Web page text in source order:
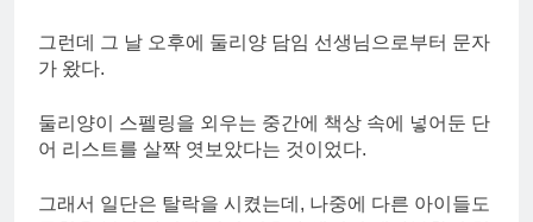
그런데 그 날 오후에 둘리양 담임 선생님으로부터 문자
가 왔다.
둘리양이 스펠링을 외우는 중간에 책상 속에 넣어둔 단
어 리스트를 살짝 엿보았다는 것이었다.
그래서 일단은 탈락을 시켰는데, 나중에 다른 아이들도